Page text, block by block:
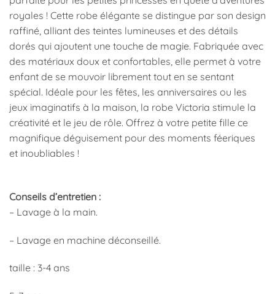
royales ! Cette robe élégante se distingue par son design
raffiné, alliant des teintes lumineuses et des détails
dorés qui ajoutent une touche de magie. Fabriquée avec
des matériaux doux et confortables, elle permet à votre
enfant de se mouvoir librement tout en se sentant
spécial. Idéale pour les fêtes, les anniversaires ou les
jeux imaginatifs à la maison, la robe Victoria stimule la
créativité et le jeu de rôle. Offrez à votre petite fille ce
magnifique déguisement pour des moments féeriques
et inoubliables !
Conseils d’entretien :
– Lavage à la main.
– Lavage en machine déconseillé.
taille : 3-4 ans